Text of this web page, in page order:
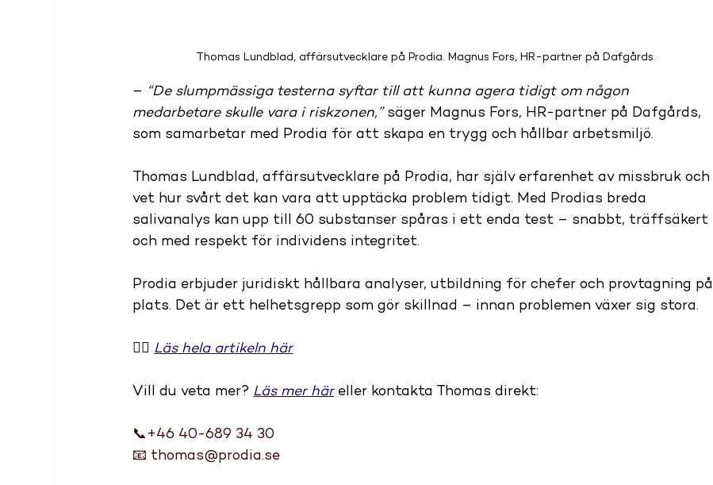
Thomas Lundblad, affärsutvecklare på Prodia. Magnus Fors, HR-partner på Dafgårds.
– “De slumpmässiga testerna syftar till att kunna agera tidigt om någon
medarbetare skulle vara i riskzonen,” säger Magnus Fors, HR-partner på Dafgårds,
som samarbetar med Prodia för att skapa en trygg och hållbar arbetsmiljö.
Thomas Lundblad, affärsutvecklare på Prodia, har själv erfarenhet av missbruk och
vet hur svårt det kan vara att upptäcka problem tidigt. Med Prodias breda
salivanalys kan upp till 60 substanser spåras i ett enda test – snabbt, träffsäkert
och med respekt för individens integritet.
Prodia erbjuder juridiskt hållbara analyser, utbildning för chefer och provtagning på
plats. Det är ett helhetsgrepp som gör skillnad – innan problemen växer sig stora.
👉🏻 Läs hela artikeln här
Vill du veta mer? Läs mer här eller kontakta Thomas direkt:
📞+46 40-689 34 30
📧 thomas@prodia.se